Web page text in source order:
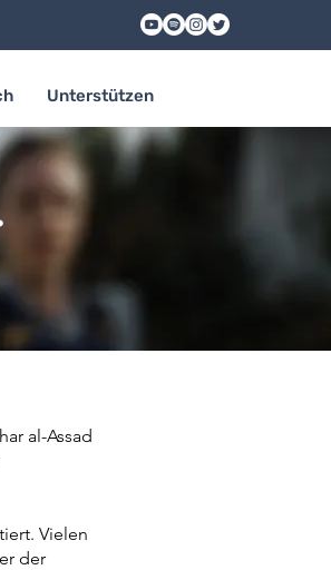
Unterstützen
al-Assad
Vielen
der